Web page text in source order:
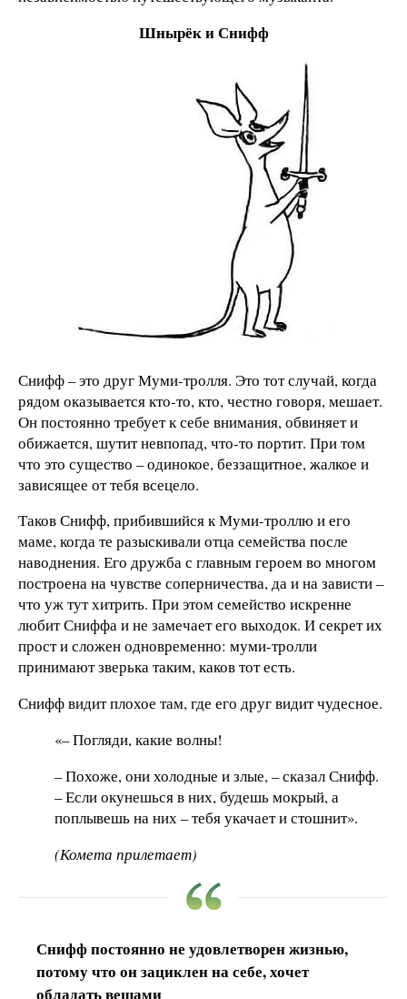
Шнырёк и Снифф
Снифф – это друг Муми-тролля. Это тот случай, когда
рядом оказывается кто-то, кто, честно говоря, мешает.
Он постоянно требует к себе внимания, обвиняет и
обижается, шутит невпопад, что-то портит. При том
что это существо – одинокое, беззащитное, жалкое и
зависящее от тебя всецело.
Таков Снифф, прибившийся к Муми-троллю и его
маме, когда те разыскивали отца семейства после
наводнения. Его дружба с главным героем во многом
построена на чувстве соперничества, да и на зависти –
что уж тут хитрить. При этом семейство искренне
любит Сниффа и не замечает его выходок. И секрет их
прост и сложен одновременно: муми-тролли
принимают зверька таким, каков тот есть.
Снифф видит плохое там, где его друг видит чудесное.
«– Погляди, какие волны!
– Похоже, они холодные и злые, – сказал Снифф.
– Если окунешься в них, будешь мокрый, а
поплывешь на них – тебя укачает и стошнит».
(Комета прилетает)
Снифф постоянно не удовлетворен жизнью,
потому что он зациклен на себе, хочет
обладать вещами